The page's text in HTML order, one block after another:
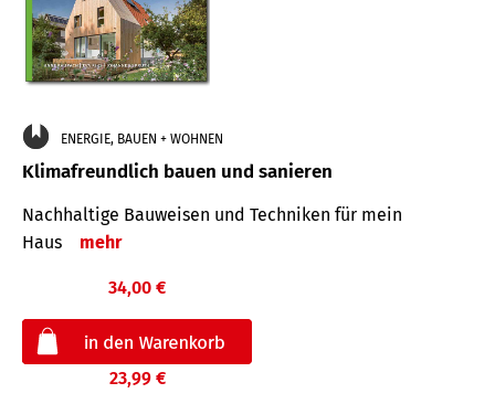
ENERGIE, BAUEN + WOHNEN
Klimafreundlich bauen und sanieren
Nachhaltige Bauweisen und Techniken für mein
Haus
mehr
34,00 €
23,99 €